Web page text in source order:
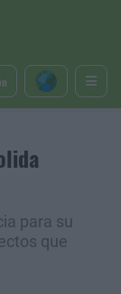
para su
que